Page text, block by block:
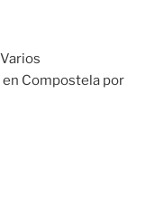
Compostela por